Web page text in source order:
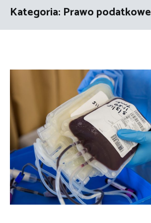
Kategoria: Prawo podatkowe